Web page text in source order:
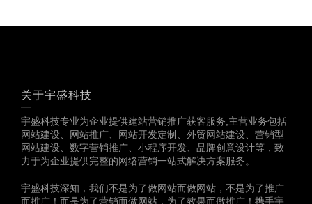
关于宇盛科技
宇盛科技专业为企业提供建站营销推广获客服务,主营业务包括
网站建设、网站推广、网站开发定制、外贸网站建设、营销型
网站建设、数字营销推广、小程序开发、品牌创意设计等，致
力于为企业提供完整的网络营销一站式解决方案服务。
宇盛科技深知，我们不是为了做网站而做网站，不是为了推广
而推广！而是为了营销而做网站，为了效果而做推广！携手宇